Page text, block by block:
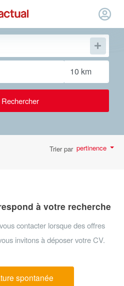
Rechercher
Trier par pertinence
à votre recherche
contacter lorsque des offres
invitons à déposer votre CV.
spontanée